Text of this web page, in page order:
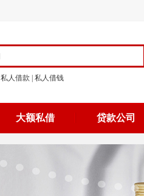
私人借款 私人借钱
大额私借 贷款公司